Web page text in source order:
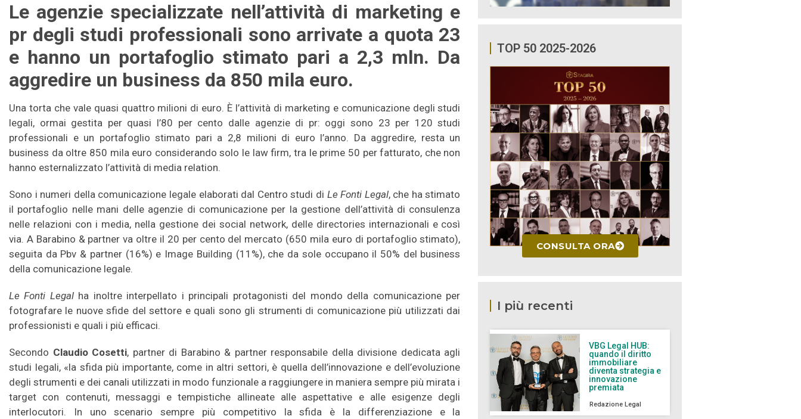
Le agenzie specializzate nell’attività di marketing e
pr degli studi professionali sono arrivate a quota 23
e hanno un portafoglio stimato pari a 2,3 mln. Da
aggredire un business da 850 mila euro.
Una torta che vale quasi quattro milioni di euro. È l’attività di marketing e comunicazione degli studi
legali, ormai gestita per quasi l’80 per cento dalle agenzie di pr: oggi sono 23 per 120 studi
professionali e un portafoglio stimato pari a 2,8 milioni di euro l’anno. Da aggredire, resta un
business da oltre 850 mila euro considerando solo le law firm, tra le prime 50 per fatturato, che non
hanno esternalizzato l’attività di media relation.
Sono i numeri della comunicazione legale elaborati dal Centro studi di Le Fonti Legal, che ha stimato
il portafoglio nelle mani delle agenzie di comunicazione per la gestione dell’attività di consulenza
nelle relazioni con i media, nella gestione dei social network, delle directories internazionali e così
via. A Barabino & partner va oltre il 20 per cento del mercato (650 mila euro di portafoglio stimato),
seguita da Pbv & partner (16%) e Image Building (11%), che da sole occupano il 50% del business
della comunicazione legale.
Le Fonti Legal ha inoltre interpellato i principali protagonisti del mondo della comunicazione per
fotografare le nuove sfide del settore e quali sono gli strumenti di comunicazione più utilizzati dai
professionisti e quali i più efficaci.
Secondo Claudio Cosetti, partner di Barabino & partner responsabile della divisione dedicata agli
studi legali, «la sfida più importante, come in altri settori, è quella dell’innovazione e dell’evoluzione
degli strumenti e dei canali utilizzati in modo funzionale a raggiungere in maniera sempre più mirata i
target con contenuti, messaggi e tempistiche allineate alle aspettative e alle esigenze degli
interlocutori. In uno scenario sempre più competitivo la sfida è la differenziazione e la
TOP 50 2025-2026
CONSULTA ORA
I più recenti
VBG Legal HUB:
quando il diritto
immobiliare
diventa strategia e
innovazione
premiata
Redazione Legal